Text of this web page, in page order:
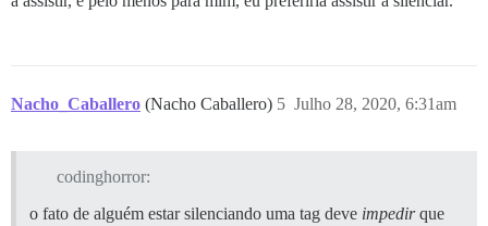
Nacho_Caballero (Nacho Caballero) Julho 28, 2020, 6:31am
5
codinghorror:
o fato de alguém estar silenciando uma tag deve impedirque